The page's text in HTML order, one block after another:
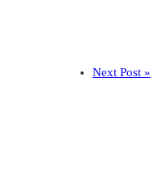
Next Post »